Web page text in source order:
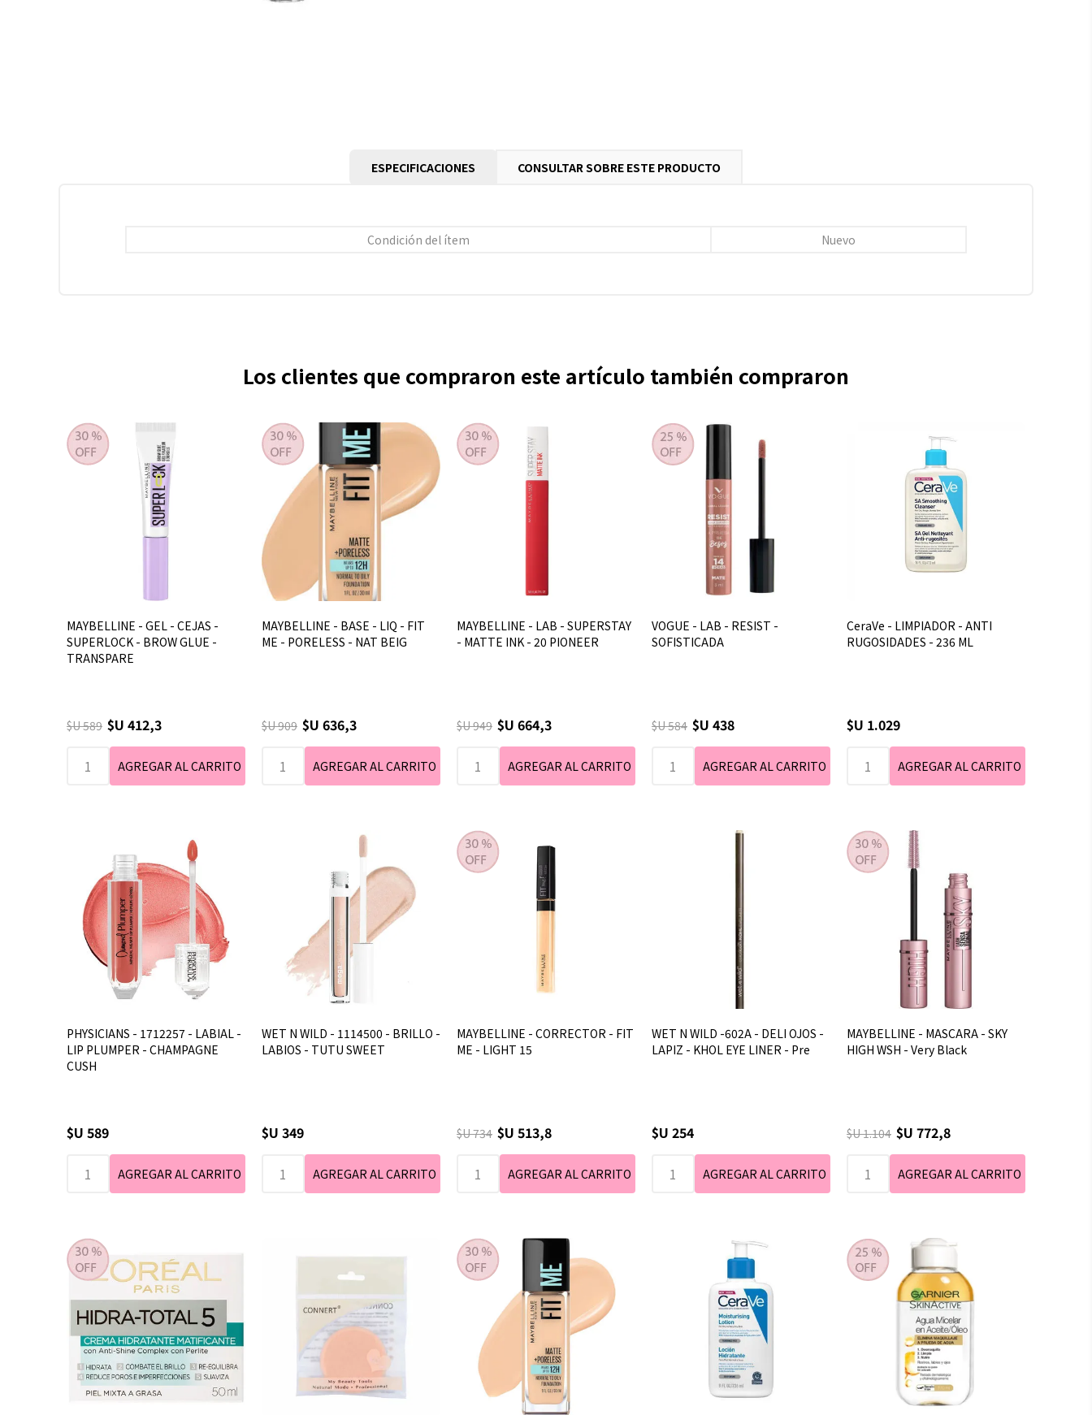
ESPECIFICACIONES CONSULTAR SOBRE ESTE PRODUCTO
Condición del ítem Nuevo
Los clientes que compraron este artículo también compraron
MAYBELLINE - GEL - CEJAS -
SUPERLOCK - BROW GLUE -
TRANSPARE
$U 589 $U 412,3
MAYBELLINE - BASE - LIQ - FIT
ME - PORELESS - NAT BEIG
$U 909 $U 636,3
MAYBELLINE - LAB - SUPERSTAY
- MATTE INK - 20 PIONEER
$U 949 $U 664,3
VOGUE - LAB - RESIST -
SOFISTICADA
$U 584 $U 438
CeraVe - LIMPIADOR - ANTI
RUGOSIDADES - 236 ML
$U 1.029
PHYSICIANS - 1712257 - LABIAL -
LIP PLUMPER - CHAMPAGNE
CUSH
$U 589
WET N WILD - 1114500 - BRILLO -
LABIOS - TUTU SWEET
$U 349
MAYBELLINE - CORRECTOR - FIT
ME - LIGHT 15
$U 734 $U 513,8
WET N WILD -602A - DELI OJOS -
LAPIZ - KHOL EYE LINER - Pre
$U 254
MAYBELLINE - MASCARA - SKY
HIGH WSH - Very Black
$U 1.104 $U 772,8